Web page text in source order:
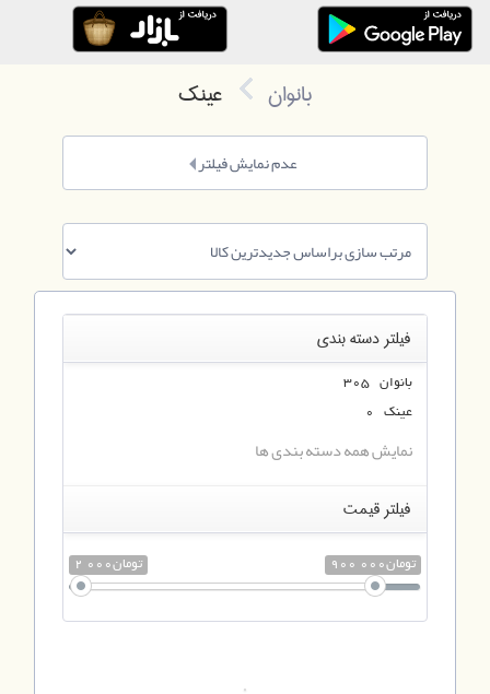
بانوان عینک
عدم نمایش فیلتر
فیلتر دسته بندی
بانوان 305
عینک 0
نمایش همه دسته بندی ها
فیلتر قیمت
2 000تومان 900 000تومان